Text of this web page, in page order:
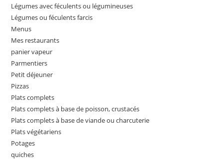
Légumes avec féculents ou légumineuses
Légumes ou féculents farcis
Menus
Mes restaurants
panier vapeur
Parmentiers
Petit déjeuner
Pizzas
Plats complets
Plats complets à base de poisson, crustacés
Plats complets à base de viande ou charcuterie
Plats végétariens
Potages
quiches